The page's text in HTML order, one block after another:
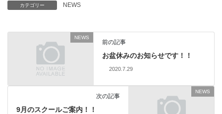
カテゴリー NEWS
NEWS
前の記事
お盆休みのお知らせです！！
2020.7.29
NEWS
次の記事
9月のスクールご案内！！